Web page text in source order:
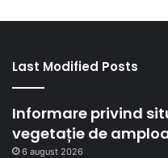
Last Modified Posts
Informare privind
vegetație de
6 august 2026